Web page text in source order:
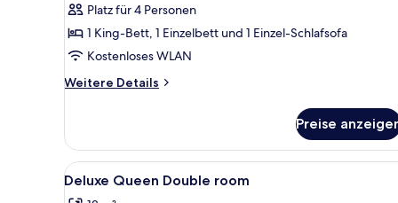
Platz für 4 Personen
1 King-Bett, 1 Einzelbett und 1 Einzel-Schlafsofa
Kostenloses WLAN
Weitere Details
Weitere
Vierbettzimmer
Preise
Alle
Fotos
Ein Hotelzimmer mit Bett,
6
Deluxe Queen Double room